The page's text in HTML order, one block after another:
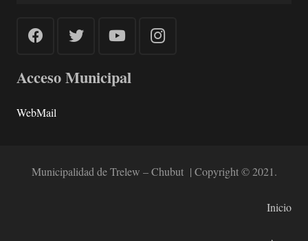
Acceso Municipal
WebMail
Municipalidad de Trelew – Chubut | Copyright © 2021.
Inicio